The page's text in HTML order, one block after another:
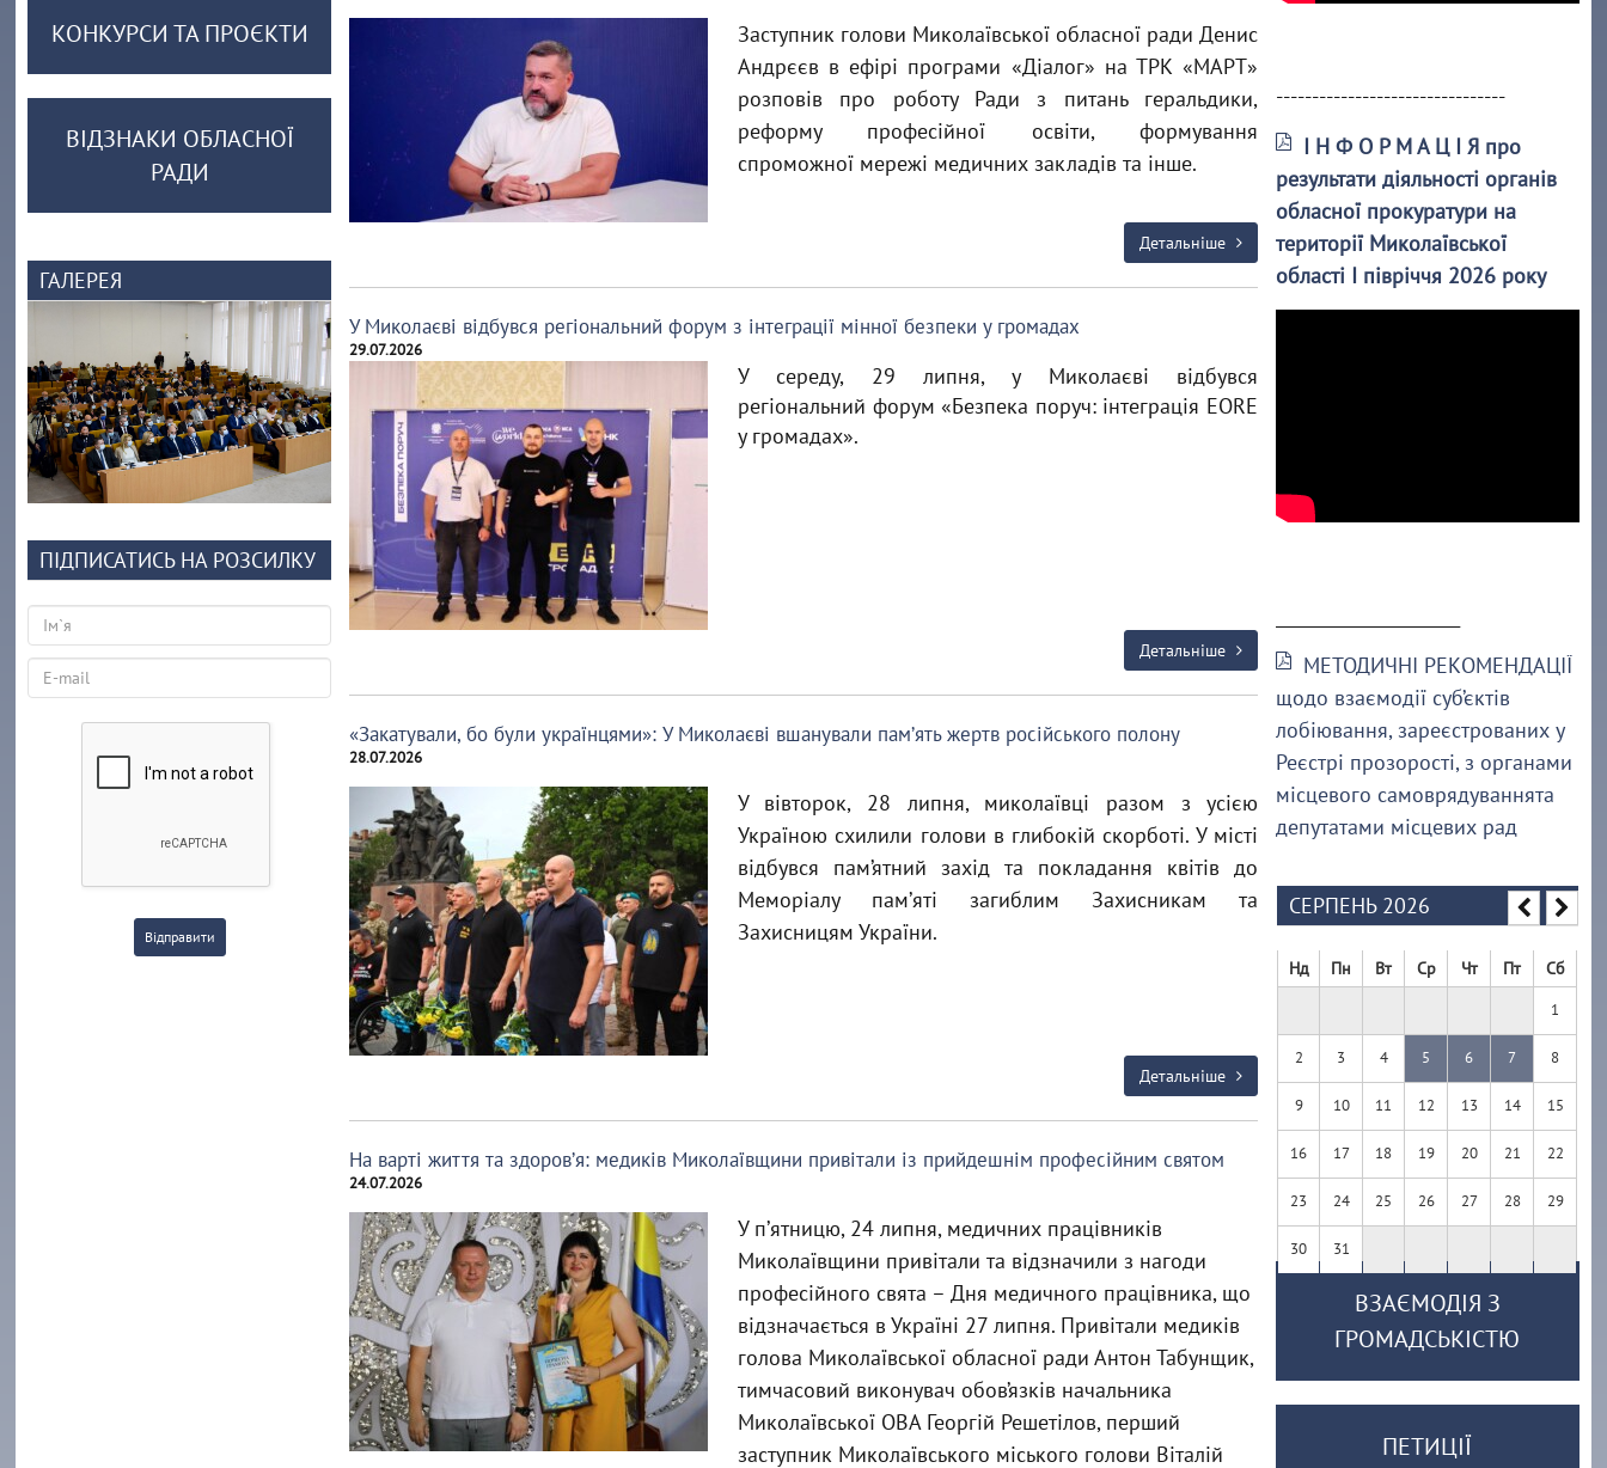
Заступник голови Миколаївської обласної ради Денис
Андрєєв в ефірі програми «Діалог» на ТРК «МАРТ»
розповів про роботу Ради з питань геральдики,
реформу професійної освіти, формування
спроможної мережі медичних закладів та інше.
Детальніше
У Миколаєві відбувся регіональний форум з інтеграції мінної безпеки у громадах
29.07.2026
У середу, 29 липня, у Миколаєві відбувся
регіональний форум «Безпека поруч: інтеграція EORE
у громадах».
Детальніше
«Закатували, бо були українцями»: У Миколаєві вшанували памʼять жертв російського полону
28.07.2026
У вівторок, 28 липня, миколаївці разом з усією
Україною схилили голови в глибокій скорботі. У місті
відбувся пам’ятний захід та покладання квітів до
Меморіалу памʼяті загиблим Захисникам та
Захисницям України.
Детальніше
На варті життя та здоровʼя: медиків Миколаївщини привітали із прийдешнім професійним святом
24.07.2026
У пʼятницю, 24 липня, медичних працівників
Миколаївщини привітали та відзначили з нагоди
професійного свята – Дня медичного працівника, що
відзначається в Україні 27 липня. Привітали медиків
голова Миколаївської обласної ради Антон Табунщик,
тимчасовий виконувач обов’язків начальника
Миколаївської ОВА Георгій Решетілов, перший
заступник Миколаївського міського голови Віталій
--------------------------------
І Н Ф О Р М А Ц І Я про
результати діяльності органів
обласної прокуратури на
території Миколаївської
області І півріччя 2026 року
МЕТОДИЧНІ РЕКОМЕНДАЦІЇ
щодо взаємодії суб’єктів
лобіювання, зареєстрованих у
Реєстрі прозорості, з органами
місцевого самоврядуваннята
депутатами місцевих рад
СЕРПЕНЬ 2026
Нд Пн Вт Ср Чт Пт Сб
1
2 3 4 5 6 7 8
9 10 11 12 13 14 15
16 17 18 19 20 21 22
23 24 25 26 27 28 29
30 31
ВЗАЄМОДІЯ З
ГРОМАДСЬКІСТЮ
ПЕТИЦІЇ
КОНКУРСИ ТА ПРОЄКТИ
ВІДЗНАКИ ОБЛАСНОЇ
РАДИ
ГАЛЕРЕЯ
ПІДПИСАТИСЬ НА РОЗСИЛКУ
Відправити